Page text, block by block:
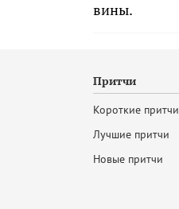
вины.
Притчи
Короткие притчи
Лучшие притчи
Новые притчи